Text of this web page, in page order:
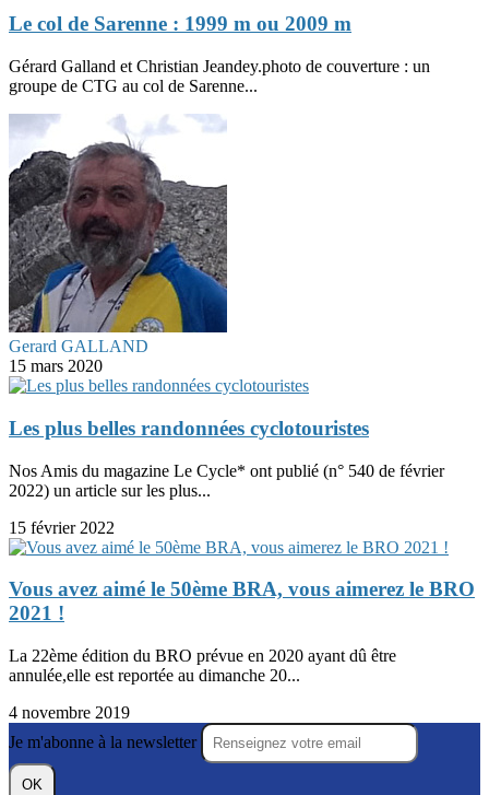
Le col de Sarenne : 1999 m ou 2009 m
Gérard Galland et Christian Jeandey.photo de couverture : un
groupe de CTG au col de Sarenne...
Gerard GALLAND
15 mars 2020
Les plus belles randonnées cyclotouristes
Nos Amis du magazine Le Cycle* ont publié (n° 540 de février
2022) un article sur les plus...
15 février 2022
Vous avez aimé le 50ème BRA, vous aimerez le BRO
2021 !
La 22ème édition du BRO prévue en 2020 ayant dû être
annulée,elle est reportée au dimanche 20...
4 novembre 2019
Je m'abonne à la newsletter
OK